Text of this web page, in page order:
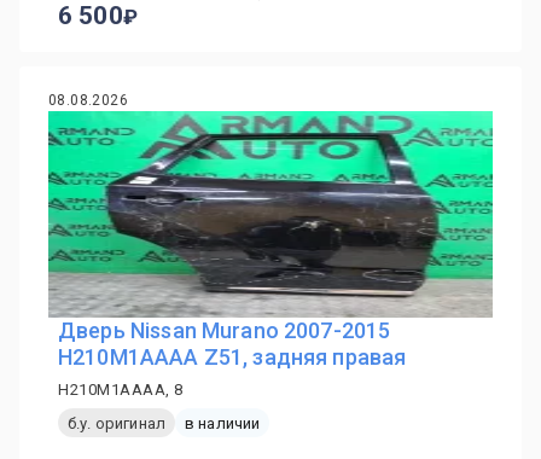
6 500
08.08.2026
Дверь Nissan Murano 2007-2015
H210M1AAAA Z51, задняя правая
H210M1AAAA, 8
б.у. оригинал
в наличии